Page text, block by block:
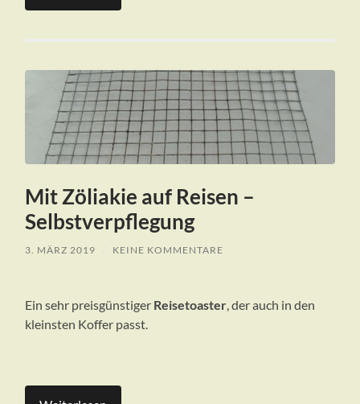
Mit Zöliakie auf Reisen –
Selbstverpflegung
3. MÄRZ 2019 KEINE KOMMENTARE
Ein sehr preisgünstiger Reisetoaster , der auch in den
kleinsten Koffer passt.